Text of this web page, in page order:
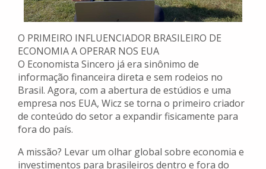
O PRIMEIRO INFLUENCIADOR BRASILEIRO DE
ECONOMIA A OPERAR NOS EUA
O Economista Sincero já era sinônimo de
informação financeira direta e sem rodeios no
Brasil. Agora, com a abertura de estúdios e uma
empresa nos EUA, Wicz se torna o primeiro criador
de conteúdo do setor a expandir fisicamente para
fora do país.
A missão? Levar um olhar global sobre economia e
investimentos para brasileiros dentro e fora do